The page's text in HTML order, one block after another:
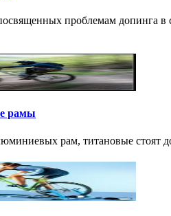
проблемам допинга в
рамы
рам, титановые стоят